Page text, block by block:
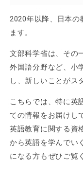
2020年以降、日本の
ます。
文部科学省は、その
外国語分野など、小
し、新しいことがス
こちらでは、特に英
ての情報をお届けし
英語教育に関する資
から英語を学んでい
になる方もぜひご覧